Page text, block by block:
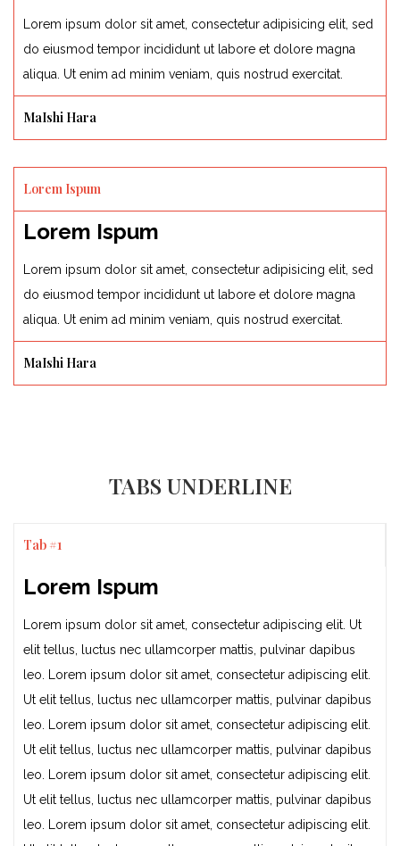
Lorem ipsum dolor sit amet, consectetur adipisicing elit, sed
do eiusmod tempor incididunt ut labore et dolore magna
aliqua. Ut enim ad minim veniam, quis nostrud exercitat.
MaIshi Hara
Lorem Ispum
Lorem Ispum
Lorem ipsum dolor sit amet, consectetur adipisicing elit, sed
do eiusmod tempor incididunt ut labore et dolore magna
aliqua. Ut enim ad minim veniam, quis nostrud exercitat.
MaIshi Hara
TABS UNDERLINE
Tab #1
Lorem Ispum
Lorem ipsum dolor sit amet, consectetur adipiscing elit. Ut
elit tellus, luctus nec ullamcorper mattis, pulvinar dapibus
leo. Lorem ipsum dolor sit amet, consectetur adipiscing elit.
Ut elit tellus, luctus nec ullamcorper mattis, pulvinar dapibus
leo. Lorem ipsum dolor sit amet, consectetur adipiscing elit.
Ut elit tellus, luctus nec ullamcorper mattis, pulvinar dapibus
leo. Lorem ipsum dolor sit amet, consectetur adipiscing elit.
Ut elit tellus, luctus nec ullamcorper mattis, pulvinar dapibus
leo. Lorem ipsum dolor sit amet, consectetur adipiscing elit.